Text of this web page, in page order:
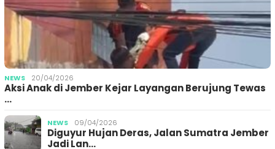
NEWS 20/04/2026
Aksi Anak di Jember Kejar Layangan Berujung Tewas
…
NEWS 09/04/2026
Diguyur Hujan Deras, Jalan Sumatra Jember
Jadi Lan…